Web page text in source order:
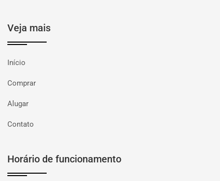
Veja mais
Início
Comprar
Alugar
Contato
Horário de funcionamento